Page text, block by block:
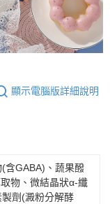
顯示電腦版詳細說明
含GABA)、蔬果醱
物、微結晶狀α-纖
劑(澱粉分解酵